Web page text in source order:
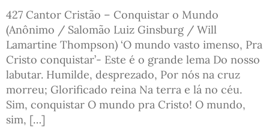
427 Cantor Cristão – Conquistar o Mundo
(Anônimo / Salomão Luiz Ginsburg / Will
Lamartine Thompson) ‘O mundo vasto imenso, Pra
Cristo conquistar’- Este é o grande lema Do nosso
labutar. Humilde, desprezado, Por nós na cruz
morreu; Glorificado reina Na terra e lá no céu.
Sim, conquistar O mundo pra Cristo! O mundo,
sim, […]